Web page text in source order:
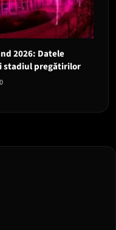
2026: Datele
stadiul pregătirilor
0